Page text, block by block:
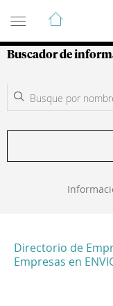
Guía de
Buscador de
Directorio de
Empresas en